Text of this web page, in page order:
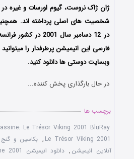
ژان ژاک نروست، گیوم اورسات و غیره
شخصیت های اصلی پرداخته اند.
در 12 دسامبر سال
فارسی این انیمیشن پرطرفدار را
وبسایت دوستی ها دانلود کنید.
در حال بارگذاری پخش کننده...
برچسب ها
Le Trésor Viking 2001 BluRay
Le Trésor Viking 2001
, بکاسین و گنج
آنلاین انیمیشن , دانلود انیمیشن Becassine 2001 با دوبله فارسی